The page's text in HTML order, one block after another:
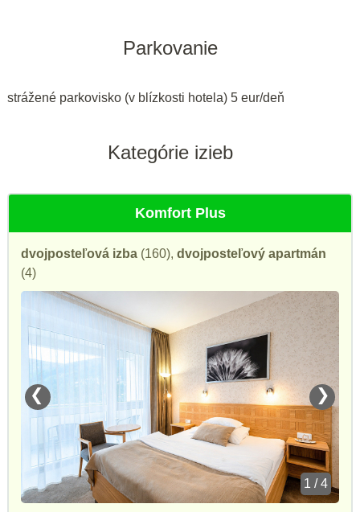
Parkovanie
strážené parkovisko (v blízkosti hotela) 5 eur/deň
Kategórie izieb
Komfort Plus
dvojposteľová izba (160), dvojposteľový apartmán
(4)
❮ ❯
1 / 4